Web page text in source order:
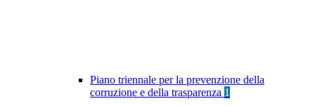
Piano triennale per la prevenzione della
corruzione e della trasparenza 1